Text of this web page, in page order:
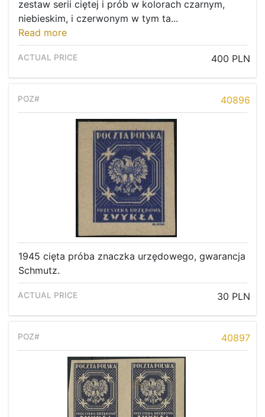
zestaw serii ciętej i prób w kolorach czarnym,
niebieskim, i czerwonym w tym ta...
Read more
400 PLN
40896
1945 cięta próba znaczka urzędowego, gwarancja
Schmutz.
30 PLN
40897